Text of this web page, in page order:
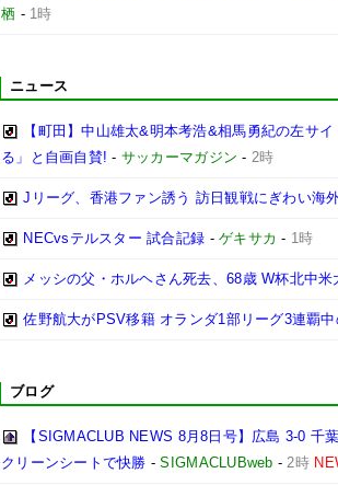
栖 - 1時
ニュース
【町田】中山雄太&明本考浩&相馬勇紀の左サ
る」と自画自賛! - サッカーマガジン - 2時
Jリーグ、香港ファン誘う 訪日観戦にぎわい海
NECvsテルスター 試合記録 -ゲキサカ - 1時
メッシの父・ホルヘさん死去、68歳 W杯北中
佐野航大がPSV移籍 オランダ1部リーグ3連覇
ブログ
【SIGMACLUB NEWS 8月8日号】広島 3-0
クリーンシートで快勝 -SIGMACLUBweb -2時